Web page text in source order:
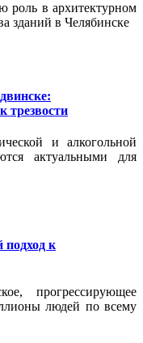
роль в архитектурном
зданий в Челябинске
трезвости
и алкогольной
актуальными для
подход к
прогрессирующее
людей по всему